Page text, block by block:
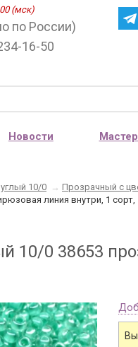
(мск)
по России)
16-50
Новости
10/0 → Прозрачный с
линия внутри, 1 сорт,
10/0 38653